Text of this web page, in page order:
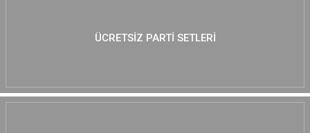
ÜCRETSIZ PARTI SETLERI